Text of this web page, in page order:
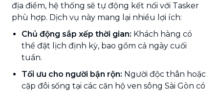
địa điểm, hệ thống sẽ tự động kết nối với Tasker
phù hợp. Dịch vụ này mang lại nhiều lợi ích:
Chủ động sắp xếp thời gian: Khách hàng có
thể đặt lịch định kỳ, bao gồm cả ngày cuối
tuần.
Tối ưu cho người bận rộn: Người độc thân hoặc
cặp đôi sống tại các căn hộ ven sông Sài Gòn có